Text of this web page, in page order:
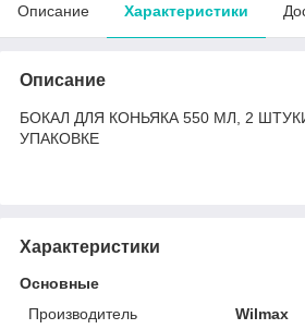
Описание Характеристики
Описание
БОКАЛ ДЛЯ КОНЬЯКА 550 МЛ, 2
УПАКОВКЕ
Характеристики
Основные
Производитель
Wilmax